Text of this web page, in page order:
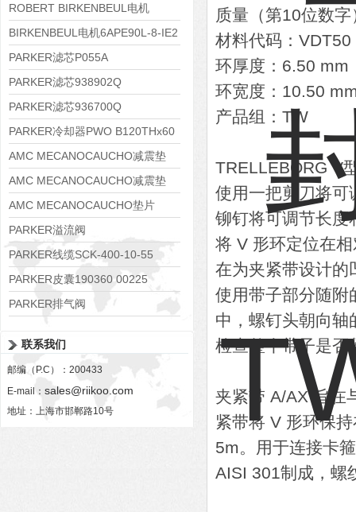
8APE90S-4 IE3
ROBERT BIRKENBEUL电机
8APE80M-2K-IE3
BIRKENBEUL电机6APE90L-8-IE2
PARKER滤芯P055A
PARKER滤芯938902Q
PARKER滤芯936700Q
PARKER冷却器PWO B120THx60
AMC MECANOCAUCHO减震垫
138552
AMC MECANOCAUCHO减震垫
138551
AMC MECANOCAUCHO垫片
608074
PARKER溢流阀
RE06M35W2N1KWXG087
PARKER线缆SCK-400-10-55
PARKER皮囊190360 00225
PARKER排气阀
联系我们
邮编（P.C）：200433
E-mail： sales@riikoo.com
地址：上海市邯郸路10号
质量（第10位数字
材料代码：VDT50
环厚度：6.50 mm
环宽度：10.50
产品组：TW
TRELLEBORG V
使用一把剪刀将可
铆钉将可调节长度
将 V 形环定位在
在为夹紧带设计的
使用带子部分随附
中，螺钉头朝向轴
检查整个带子是否
夹紧带 A/AX 旨在
紧带将 V 形环保
5m。用于连接卡
AISI 301制成，螺